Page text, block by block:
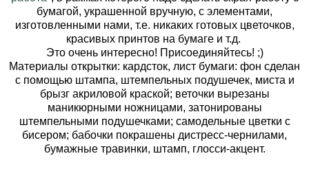
бумагой, украшенной вручную, с элементами,
изготовленными нами, т.е. никаких готовых цветочков,
красивых принтов на бумаге и т.д.
Это очень интересно! Присоединяйтесь! ;)
Материалы открытки: кардсток, лист бумаги: фон сделан
с помощью штампа, штемпельных подушечек, миста и
брызг акриловой краской; веточки вырезаны
маникюрными ножницами, затонированы
штемпельными подушечками; самодельные цветки с
бисером; бабочки покрашены дистресс-чернилами,
бумажные травинки, штамп, глосси-акцент.